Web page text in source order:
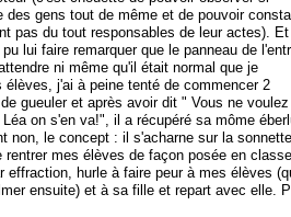
des gens tout de même et de pouvoir
pas du tout responsables de leur actes).
lui faire remarquer que le panneau de
ni même qu'il était normal que je
élèves, j'ai à peine tenté de commencer 2
gueuler et après avoir dit " Vous ne
on s'en va!", il a récupéré sa môme
non, le concept : il s'acharne sur la
rentrer mes élèves de façon posée en
effraction, hurle à faire peur à mes élèves
ensuite) et à sa fille et repart avec elle.